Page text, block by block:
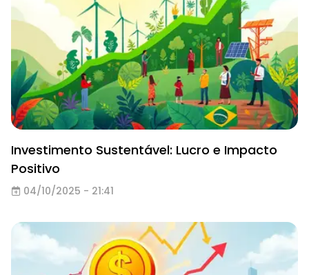
Investimento Sustentável: Lucro e Impacto
Positivo
04/10/2025 - 21:41